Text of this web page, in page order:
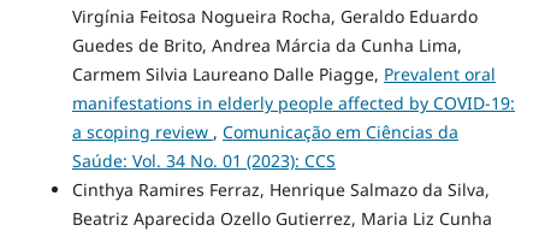
Virgínia Feitosa Nogueira Rocha, Geraldo Eduardo
Guedes de Brito, Andrea Márcia da Cunha Lima,
Carmem Silvia Laureano Dalle Piagge, Prevalent oral
manifestations in elderly people affected by COVID-19:
a scoping review , Comunicação em Ciências da
Saúde: Vol. 34 No. 01 (2023): CCS
Cinthya Ramires Ferraz, Henrique Salmazo da Silva,
Beatriz Aparecida Ozello Gutierrez, Maria Liz Cunha